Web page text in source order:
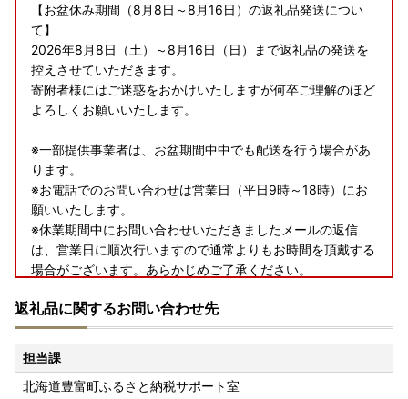
【お盆休み期間（8月8日～8月16日）の返礼品発送につい
て】
2026年8月8日（土）～8月16日（日）まで返礼品の発送を
控えさせていただきます。
寄附者様にはご迷惑をおかけいたしますが何卒ご理解のほど
よろしくお願いいたします。
※一部提供事業者は、お盆期間中中でも配送を行う場合があ
ります。
※お電話でのお問い合わせは営業日（平日9時～18時）にお
願いいたします。
※休業期間中にお問い合わせいただきましたメールの返信
は、営業日に順次行いますので通常よりもお時間を頂戴する
場合がございます。あらかじめご了承ください。
＝＝＝＝＝＝＝＝＝＝＝＝＝＝＝＝＝＝＝＝＝＝＝＝
※お電話でのお問い合わせは営業日（平日9時～18時）にお
願いいたします。
※休業期間中にお問い合わせいただきましたメールの返信
は、営業日に順次行いますので通常よりもお時間を頂戴する
返礼品に関するお問い合わせ先
担当課
北海道豊富町ふるさと納税サポート室